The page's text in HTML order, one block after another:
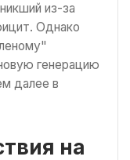
из-за
Однако
генерацию
далее в
на